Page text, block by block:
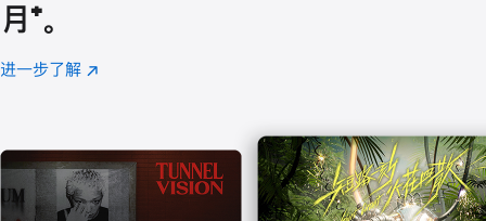
月 脚
注
⁺。
进一步了解 Apple
(在
口
中
打